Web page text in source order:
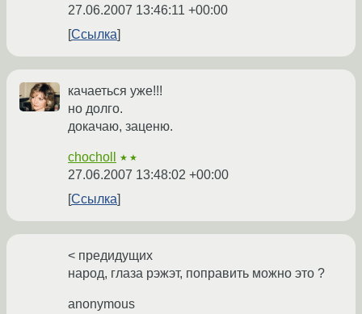
27.06.2007 13:46:11 +00:00
Ссылка
качаеться уже!!!
но долго.
докачаю, заценю.
chocholl ★★
27.06.2007 13:48:02 +00:00
Ссылка
< предидущих
народ, глаза рэжэт, поправить можно это ?
anonymous